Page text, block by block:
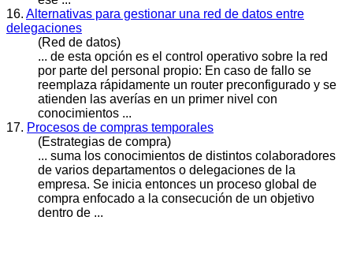
16. Alternativas para gestionar una red de datos entre
delegaciones
(Red de datos)
... de esta opción es el control operativo sobre la red
por parte del personal propio: En caso de fallo se
reemplaza rápidamente un router preconfigurado y se
atienden las averías en un primer nivel con
conocimientos ...
17. Procesos de compras temporales
(Estrategias de compra)
... suma los conocimientos de distintos colaboradores
de varios departamentos o delegaciones de la
empresa. Se inicia entonces un proceso global de
compra enfocado a la consecución de un objetivo
dentro de ...